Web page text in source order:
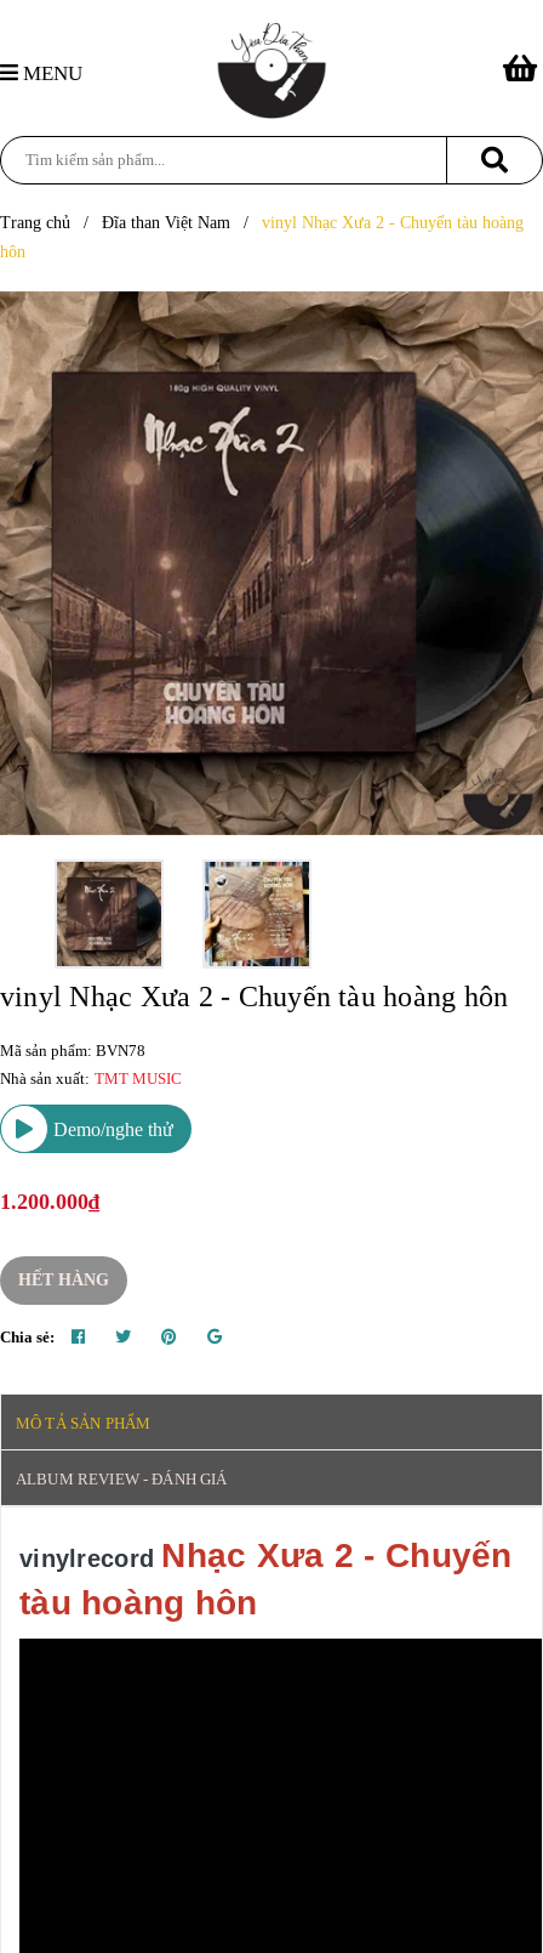
MENU
Trang chủ / Đĩa than Việt Nam /
vinyl Nhạc Xưa 2 - Chuyến tàu hoàng
hôn
vinyl Nhạc Xưa 2 - Chuyến tàu hoàng hôn
Mã sản phẩm: BVN78
Nhà sản xuất: TMT MUSIC
Demo/nghe thử
1.200.000₫
HẾT HÀNG
Chia sẻ:
MÔ TẢ SẢN PHẨM
ALBUM REVIEW - ĐÁNH GIÁ
vinylrecord Nhạc Xưa 2 - Chuyến
tàu hoàng hôn